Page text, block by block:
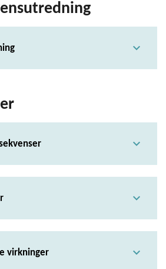
expand_more
expand_more
expand_more
virkninger expand_more